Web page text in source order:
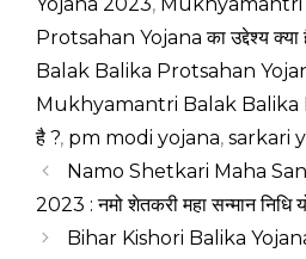
Protsahan Yojana का उद्देश्य क्या
Balak Balika Protsahan Yojana
Mukhyamantri Balak Balika
है ?, pm modi yojana, sarkari
Namo Shetkari Maha
2023 : नमो शेतकरी महा सन्मान
Bihar Kishori Balika Yojana